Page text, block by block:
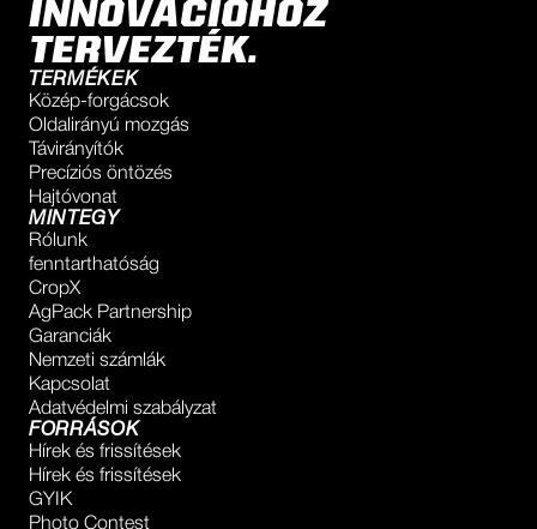
INNOVÁCIÓHOZ
TERVEZTÉK.
TERMÉKEK
Közép-forgácsok
Oldalirányú mozgás
Távirányítók
Precíziós öntözés
Hajtóvonat
MINTEGY
Rólunk
fenntarthatóság
CropX
AgPack Partnership
Garanciák
Nemzeti számlák
Kapcsolat
Adatvédelmi szabályzat
FORRÁSOK
Hírek és frissítések
Hírek és frissítések
GYIK
Photo Contest